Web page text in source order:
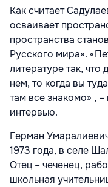
Как считает
осваивает
пространства
Русского мира».
литературе так,
нем, то когда вы
там все знакомо» ,
интервью.
Герман
1973 года, в селе
Отец – чеченец,
школьная